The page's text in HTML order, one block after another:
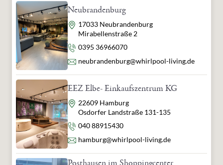
Neubrandenburg
Adresse
17033 Neubrandenburg
Mirabellenstraße 2
Telefon
0395 36966070
E-Mail
neubrandenburg@whirlpool-living.de
EEZ Elbe- Einkaufszentrum KG
Adresse
22609 Hamburg
Osdorfer Landstraße 131-135
Telefon
040 88915430
E-Mail
hamburg@whirlpool-living.de
Posthausen im Shoppingcenter